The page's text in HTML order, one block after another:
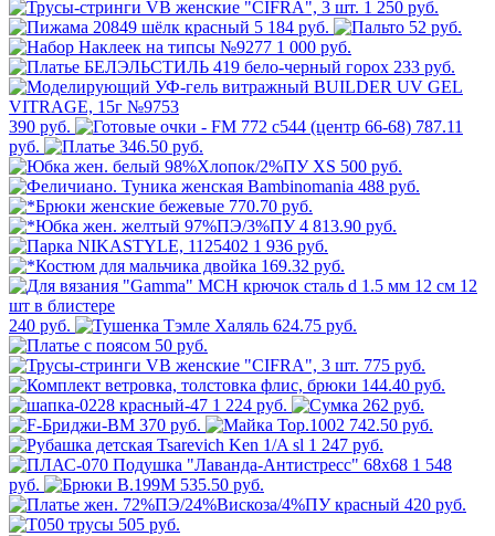
1 250 руб.
5 184 руб.
52 руб.
1 000 руб.
233 руб.
390 руб.
787.11
руб.
346.50 руб.
500 руб.
488 руб.
770.70 руб.
4 813.90 руб.
1 936 руб.
169.32 руб.
240 руб.
624.75 руб.
50 руб.
775 руб.
144.40 руб.
1 224 руб.
262 руб.
370 руб.
742.50 руб.
1 247 руб.
1 548
руб.
535.50 руб.
420 руб.
505 руб.